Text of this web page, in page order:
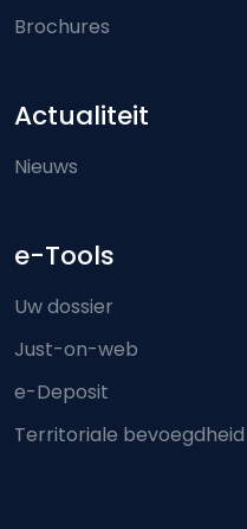
Brochures
Actualiteit
Nieuws
e-Tools
Uw dossier
Just-on-web
e-Deposit
Territoriale bevoegdheid